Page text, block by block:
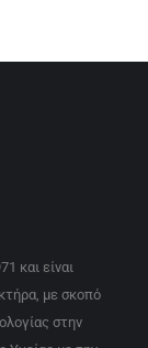
και είναι
με σκοπό
στην